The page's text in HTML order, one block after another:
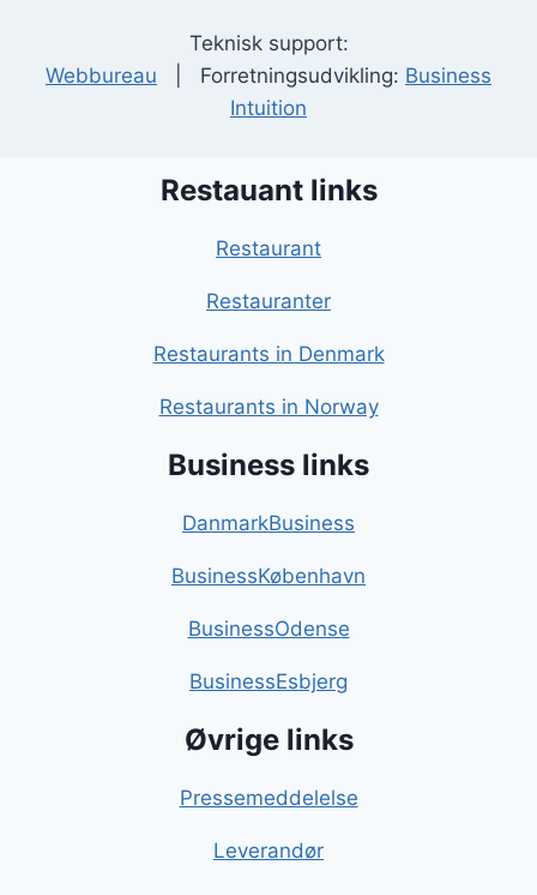
Teknisk support:
Webbureau | Forretningsudvikling: Business
Intuition
Restauant links
Restaurant
Restauranter
Restaurants in Denmark
Restaurants in Norway
Business links
DanmarkBusiness
BusinessKøbenhavn
BusinessOdense
BusinessEsbjerg
Øvrige links
Pressemeddelelse
Leverandør